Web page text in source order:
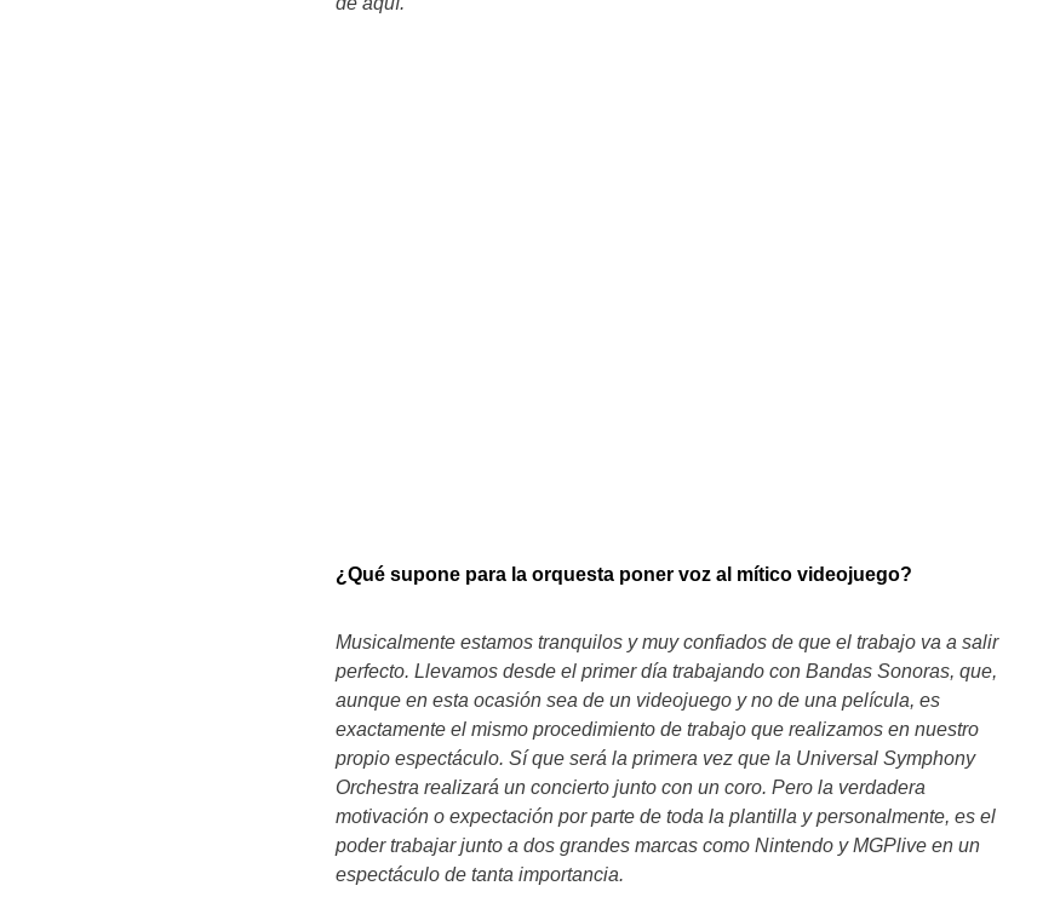
¿Qué supone para la orquesta poner voz al mítico videojuego?
Musicalmente estamos tranquilos y muy confiados de que el trabajo va a salir
perfecto. Llevamos desde el primer día trabajando con Bandas Sonoras, que,
aunque en esta ocasión sea de un videojuego y no de una película, es
exactamente el mismo procedimiento de trabajo que realizamos​ en nuestro
propio espectáculo. Sí que será la primera vez que la Universal Symphony
Orchestra realizará un concierto junto con un coro. Pero la verdadera
motivación o expectación por parte de toda la plantilla y personalmente, es el
poder trabajar junto a dos grandes marcas como Nintendo y MGPlive en un
espectáculo de tanta importancia.